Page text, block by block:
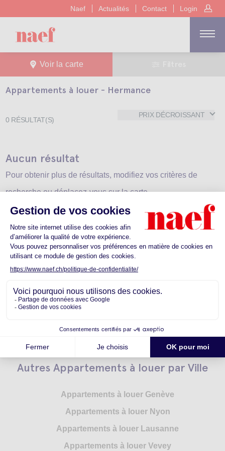
Naef Actualités Contact Login
Voir la carte
Appartements à louer - Hermance
0 RÉSULTAT(S)
PRIX DÉCROISSANT
Aucun résultat
Pour obtenir plus de résultats, modifiez vos critères de
recherche ou déplacez-vous sur la carte.
Autres Appartements à louer par
Canton
Appartements à louer Vaud
Appartements à louer Valais
Autres Appartements à louer par Ville
Appartements à louer Genève
Appartements à louer Nyon
Appartements à louer Lausanne
Appartements à louer Vevey